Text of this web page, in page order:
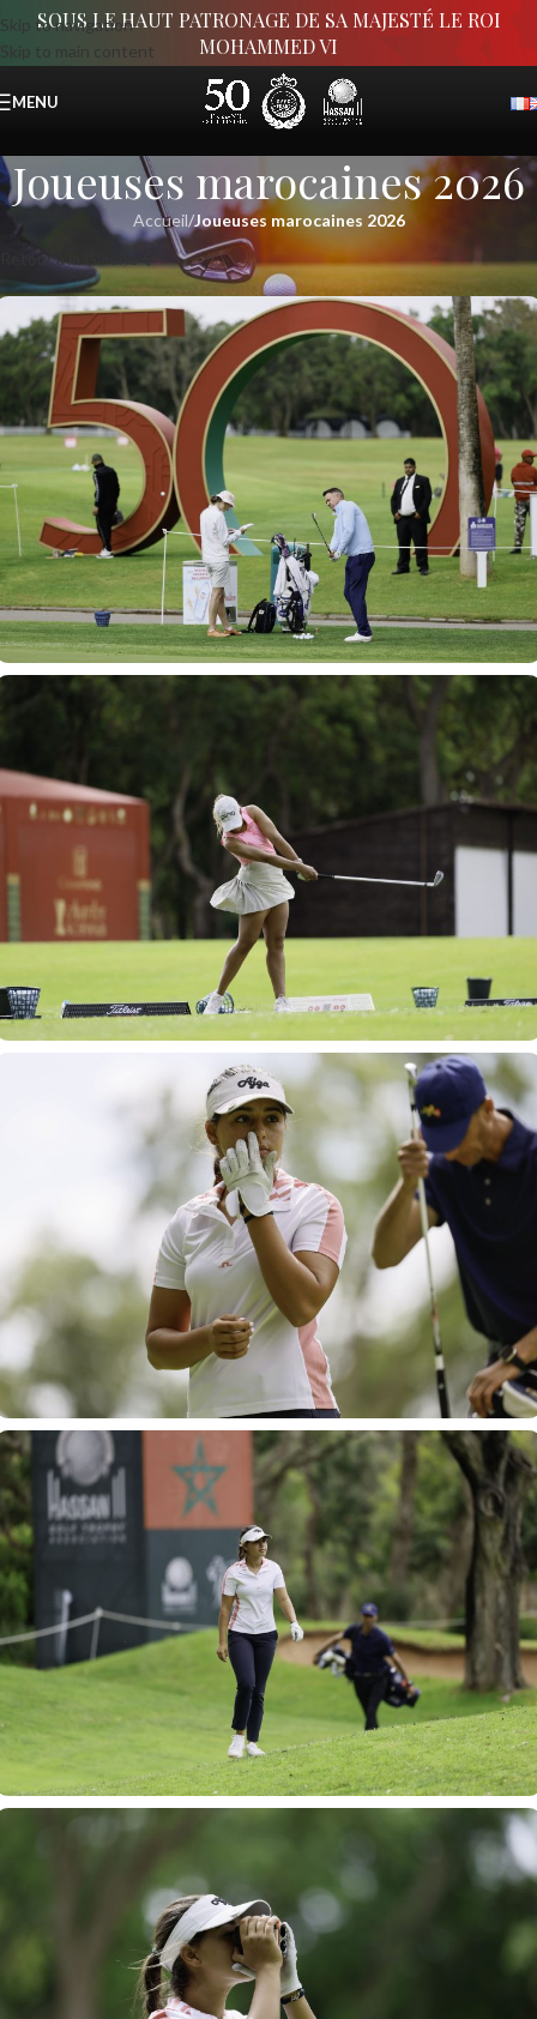
Skip to navigation
Skip to main content
SOUS LE HAUT PATRONAGE DE SA MAJESTÉ LE ROI
MOHAMMED VI
MENU
Joueuses marocaines 2026
Accueil/Joueuses marocaines 2026
Retour à la Galerie